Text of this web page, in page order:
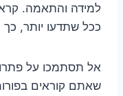
למידה והתאמה.
ככל שתדעו יותר, כך
אל תסתמכו על
שאתם קוראים